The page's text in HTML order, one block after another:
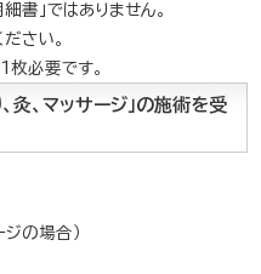
」ではありません。
さい。
必要です。
灸、マッサージ」の施術を受
ジの場合）